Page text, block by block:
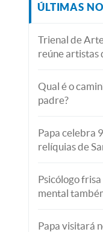
ÚLTIMAS
Trienal de
reúne artistas
Qual é o
padre?
Papa celebra
relíquias de
Psicólogo
mental
Papa visitará